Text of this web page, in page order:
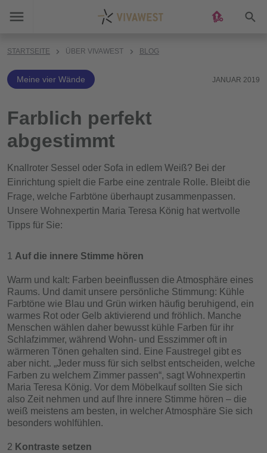
STARTSEITE ÜBER VIVAWEST BLOG
Meine vier Wände JANUAR 2019
Farblich perfekt
abgestimmt
Knallroter Sessel oder Sofa in edlem Weiß? Bei der
Einrichtung spielt die Farbe eine zentrale Rolle. Bleibt die
Frage, welche Farbtöne überhaupt zusammenpassen.
Unsere Wohnexpertin Maria Teresa König hat wertvolle
Tipps für Sie:
Auf die innere Stimme hören
Warm und kalt: Farben beeinflussen die Atmosphäre eines
Raums. Und damit unsere persönliche Stimmung: Kühle
Farbtöne wie Blau und Grün wirken häufig beruhigend, ein
warmes Rot oder Gelb aktivierend und fröhlich. Manche
Menschen wählen daher bewusst kühle Farben für ihr
Schlafzimmer, während Wohn- und Esszimmer oft in
wärmeren Tönen gehalten sind. Eine Faustregel gibt es
aber nicht. „Jeder muss für sich selbst entscheiden, welche
Farben zu welchem Zimmer passen“, sagt Wohnexpertin
Maria Teresa König. Vor dem Möbelkauf sollten Sie sich
also Zeit nehmen und auf Ihre innere Stimme hören – die
weiß meistens am besten, in welcher Atmosphäre Sie sich
besonders wohlfühlen.
Kontraste setzen